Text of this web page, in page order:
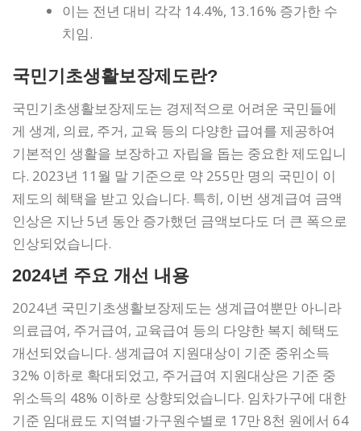
이는 전년 대비 각각 14.4%, 13.16% 증가한 수
치임.
국민기초생활보장제도란?
국민기초생활보장제도는 경제적으로 어려운 국민들에
게 생계, 의료, 주거, 교육 등의 다양한 급여를 제공하여
기본적인 생활을 보장하고 자립을 돕는 중요한 제도입니
다. 2023년 11월 말 기준으로 약 255만 명의 국민이 이
제도의 혜택을 받고 있습니다. 특히, 이번 생계급여 금액
인상은 지난 5년 동안 증가했던 금액보다도 더 큰 폭으로
인상되었습니다.
2024년 주요 개선 내용
2024년 국민기초생활보장제도는 생계급여뿐만 아니라
의료급여, 주거급여, 교육급여 등의 다양한 복지 혜택도
개선되었습니다. 생계급여 지원대상이 기준 중위소득
32% 이하로 확대되었고, 주거급여 지원대상은 기준 중
위소득의 48% 이하로 상향되었습니다. 임차가구에 대한
기준 임대료도 지역별·가구원수별로 17만 8천 원에서 64